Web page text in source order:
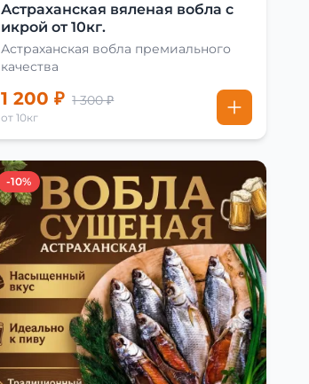
Астраханская вяленая вобла с
икрой от 10кг.
Астраханская вобла премиального
качества
1 200 ₽ 1 300 ₽
от 10кг
-10%